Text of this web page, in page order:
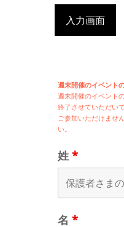
入力画面
週末開催のイベント
週末開催のイベント
終了させていただい
ご参加いただけませ
い。
姓 *
名 *